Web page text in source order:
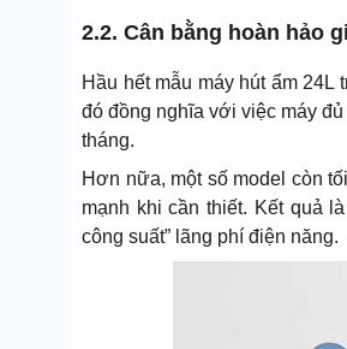
2.2. Cân bằng hoàn hảo
Hầu hết mẫu máy hút ẩm
đó đồng nghĩa với việc máy
tháng.
Hơn nữa, một số model còn
mạnh khi cần thiết. Kết quả
công suất” lãng phí điện năng.